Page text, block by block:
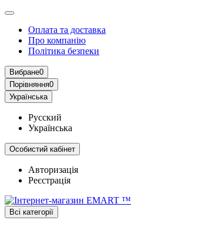
Оплата та доставка
Про компанію
Політика безпеки
Вибране0
Порівняння0
Українська
Русский
Українська
Особистий кабінет
Авторизація
Реєстрація
Всі категорії